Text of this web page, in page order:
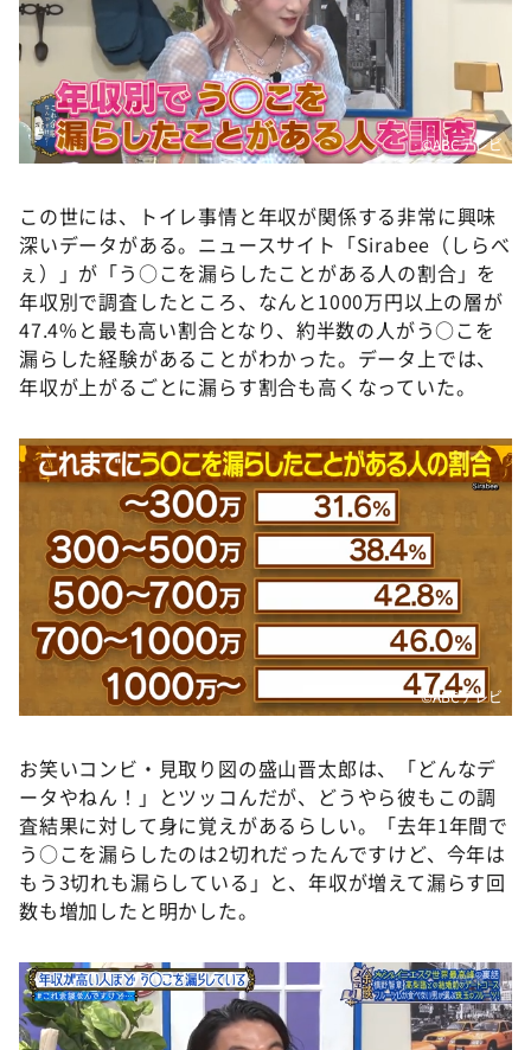
©️ABCテレビ
この世には、トイレ事情と年収が関係する非常に興味
深いデータがある。ニュースサイト「Sirabee（しらべ
ぇ）」が「う○こを漏らしたことがある人の割合」を
年収別で調査したところ、なんと1000万円以上の層が
47.4%と最も高い割合となり、約半数の人がう○こを
漏らした経験があることがわかった。データ上では、
年収が上がるごとに漏らす割合も高くなっていた。
©️ABCテレビ
お笑いコンビ・見取り図の盛山晋太郎は、「どんなデ
ータやねん！」とツッコんだが、どうやら彼もこの調
査結果に対して身に覚えがあるらしい。「去年1年間で
う○こを漏らしたのは2切れだったんですけど、今年は
もう3切れも漏らしている」と、年収が増えて漏らす回
数も増加したと明かした。